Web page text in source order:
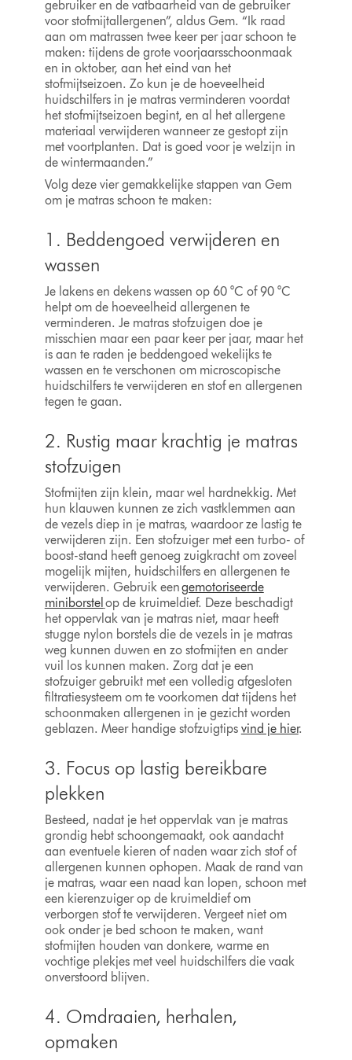
gebruiker en de vatbaarheid van de gebruiker
voor stofmijtallergenen”, aldus Gem. “Ik raad
aan om matrassen twee keer per jaar schoon te
maken: tijdens de grote voorjaarsschoonmaak
en in oktober, aan het eind van het
stofmijtseizoen. Zo kun je de hoeveelheid
huidschilfers in je matras verminderen voordat
het stofmijtseizoen begint, en al het allergene
materiaal verwijderen wanneer ze gestopt zijn
met voortplanten. Dat is goed voor je welzijn in
de wintermaanden.”
Volg deze vier gemakkelijke stappen van Gem
om je matras schoon te maken:
1. Beddengoed verwijderen en
wassen
Je lakens en dekens wassen op 60 °C of 90 °C
helpt om de hoeveelheid allergenen te
verminderen. Je matras stofzuigen doe je
misschien maar een paar keer per jaar, maar het
is aan te raden je beddengoed wekelijks te
wassen en te verschonen om microscopische
huidschilfers te verwijderen en stof en allergenen
tegen te gaan.
2. Rustig maar krachtig je matras
stofzuigen
Stofmijten zijn klein, maar wel hardnekkig. Met
hun klauwen kunnen ze zich vastklemmen aan
de vezels diep in je matras, waardoor ze lastig te
verwijderen zijn. Een stofzuiger met een turbo- of
boost-stand heeft genoeg zuigkracht om zoveel
mogelijk mijten, huidschilfers en allergenen te
verwijderen. Gebruik eengemotoriseerde
miniborstel op de kruimeldief. Deze beschadigt
het oppervlak van je matras niet, maar heeft
stugge nylon borstels die de vezels in je matras
weg kunnen duwen en zo stofmijten en ander
vuil los kunnen maken. Zorg dat je een
stofzuiger gebruikt met een volledig afgesloten
filtratiesysteem om te voorkomen dat tijdens het
schoonmaken allergenen in je gezicht worden
geblazen. Meer handige stofzuigtips vind je hier.
3. Focus op lastig bereikbare
plekken
Besteed, nadat je het oppervlak van je matras
grondig hebt schoongemaakt, ook aandacht
aan eventuele kieren of naden waar zich stof of
allergenen kunnen ophopen. Maak de rand van
je matras, waar een naad kan lopen, schoon met
een kierenzuiger op de kruimeldief om
verborgen stof te verwijderen. Vergeet niet om
ook onder je bed schoon te maken, want
stofmijten houden van donkere, warme en
vochtige plekjes met veel huidschilfers die vaak
onverstoord blijven.
4. Omdraaien, herhalen,
opmaken